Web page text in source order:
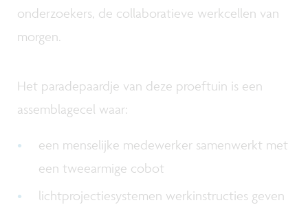
onderzoekers, de collaboratieve werkcellen van
morgen.
Het paradepaardje van deze proeftuin is een
assemblagecel waar:
een menselijke medewerker samenwerkt met
een tweearmige cobot
lichtprojectiesystemen werkinstructies geven